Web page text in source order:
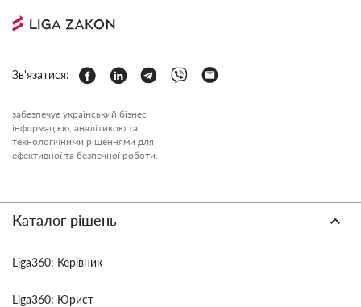
Зв'язатися:
забезпечує український бізнес
інформацією, аналітикою та
технологічними рішеннями для
ефективної та безпечної роботи.
Каталог рішень
Liga360: Керівник
Liga360: Юрист